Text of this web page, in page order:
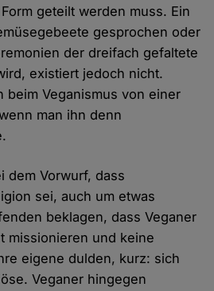
geteilt werden muss. Ein
gesprochen oder
der dreifach gefaltete
existiert jedoch nicht.
beim Veganismus von einer
man ihn denn
dem Vorwurf, dass
sei, auch um etwas
beklagen, dass Veganer
missionieren und keine
eigene dulden, kurz: sich
Veganer hingegen